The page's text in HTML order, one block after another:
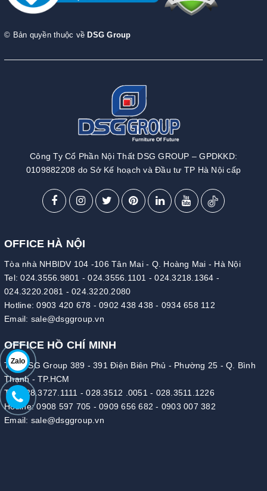
Zalo
© Bản quyền thuộc về DSG Group
Công Ty Cổ Phần Nội Thất DSG GROUP – GPDKKD:
0109882208 do Sở Kế hoạch và Đầu tư TP Hà Nội cấp
OFFICE HÀ NỘI
Tòa nhà NHBIDV 104 -106 Tân Mai - Q. Hoàng Mai - Hà Nội
Tel:024.3556.9801 -024.3556.1101 -024.3218.1364 -
024.3220.2081 - 024.3220.2080
Hotline:0903 420 678 - 0902 438 438 - 0934 658 112
Email: sale@dsggroup.vn
OFFICE HỒ CHÍ MINH
Tòa DSG Group 389 - 391 Điện Biên Phủ - Phường 25 - Q. Bình
Thạnh - TP.HCM
Tel:
028.3727.1111 -028.3512 .0051 - 028.3511.1226
Hotline:0908 597 705 - 0909 656 682 - 0903 007 382
Email: sale@dsggroup.vn